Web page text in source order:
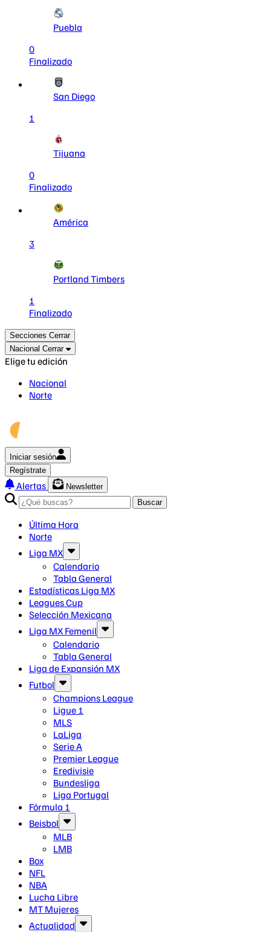
Puebla
0
Finalizado
San Diego
1
Tijuana
0
Finalizado
América
3
Portland Timbers
1
Finalizado
Secciones Cerrar
Nacional Cerrar
Elige tu edición
Nacional
Norte
Iniciar sesión
Regístrate
Alertas
Newsletter
Buscar
Última Hora
Norte
Liga MX
Calendario
Tabla General
Estadísticas Liga MX
Leagues Cup
Selección Mexicana
Liga MX Femenil
Calendario
Tabla General
Liga de Expansión MX
Futbol
Champions League
Ligue 1
MLS
LaLiga
Serie A
Premier League
Eredivisie
Bundesliga
Liga Portugal
Fórmula 1
Beisbol
MLB
LMB
Box
NFL
NBA
Lucha Libre
MT Mujeres
Actualidad